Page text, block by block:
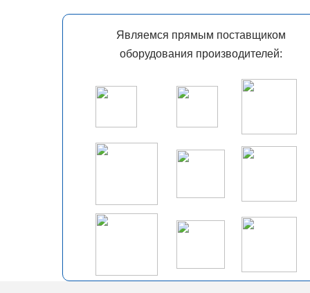
Являемся прямым поставщиком
оборудования производителей: